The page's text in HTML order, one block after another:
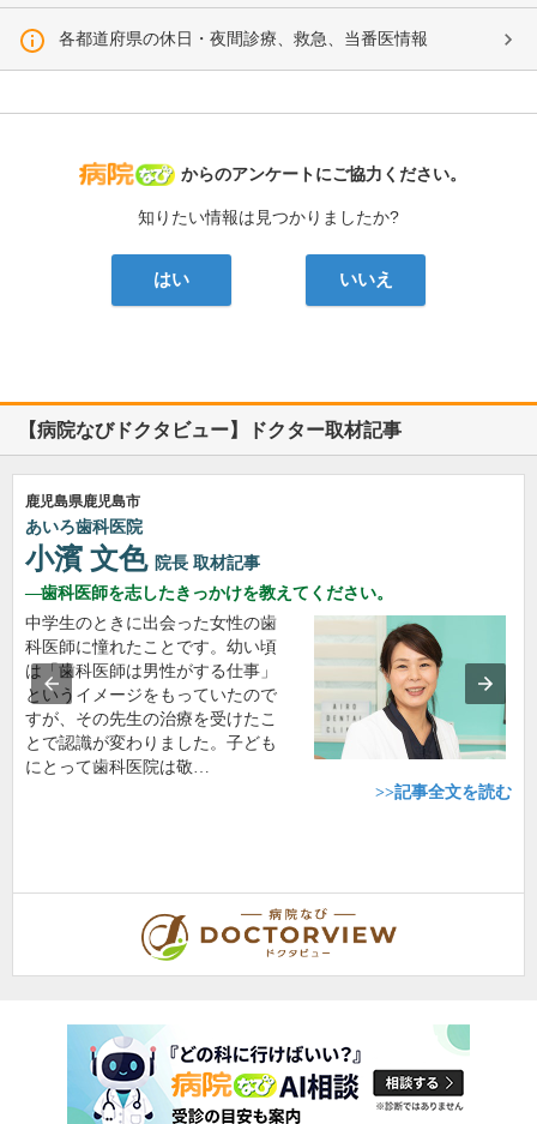
各都道府県の休日・夜間診療、救急、当番医情報
病院なび
からのアンケートにご協力ください。
知りたい情報は見つかりましたか?
はい いいえ
【病院なびドクタビュー】ドクター取材記事
鹿児島県鹿児島市
あいろ歯科医院
小濱 文色 院長 取材記事
歯科医師を志したきっかけを教えてください。
中学生のときに出会った女性の歯
科医師に憧れたことです。幼い頃
は「歯科医師は男性がする仕事」
というイメージをもっていたので
すが、その先生の治療を受けたこ
とで認識が変わりました。子ども
にとって歯科医院は敬…
>>記事全文を読む